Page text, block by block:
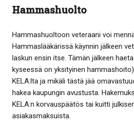
Hammashuolto
Hammashuoltoon veteraani voi
Hammaslääkärissä käynnin jälkeen
laskun ensin itse. Tämän jälkeen
kyseessä on yksityinen
KELA:lta ja mikäli tästä jää
hakea kaupungin avustusta.
KELA:n korvauspäätös tai kuitti
asiakasmaksuista.